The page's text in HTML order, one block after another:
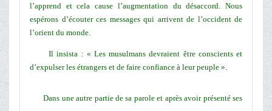
l’apprend et cela cause l’augmentation du désaccord. Nous
espérons d’écouter ces messages qui arrivent de l’occident de
l’orient du monde.
Il insista : « Les musulmans devraient être conscients et
d’expulser les étrangers et de faire confiance à leur peuple ».
Dans une autre partie de sa parole et après avoir présenté ses